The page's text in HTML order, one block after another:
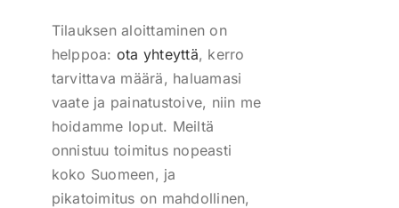
Tilauksen aloittaminen on
helppoa: ota yhteyttä, kerro
tarvittava määrä, haluamasi
vaate ja painatustoive, niin me
hoidamme loput. Meiltä
onnistuu toimitus nopeasti
koko Suomeen, ja
pikatoimitus on mahdollinen,